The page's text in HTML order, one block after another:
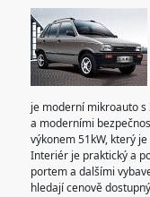
je moderní mikroauto
a moderními
výkonem 51kW, který
Interiér je praktický a
portem a dalšími
hledají cenově